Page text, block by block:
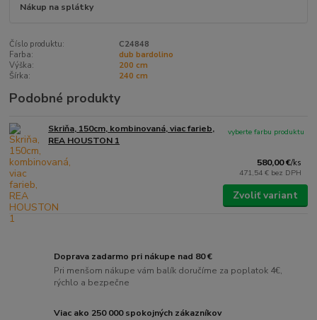
Nákup na splátky
Číslo produktu:
C24848
Farba:
dub bardolino
Výška:
200 cm
Šírka:
240 cm
Podobné produkty
Skriňa, 150cm, kombinovaná, viac farieb,
REA HOUSTON 1
580,00 €/ks
471,54 € bez DPH
vyberte farbu produktu
Zvoliť variant
Doprava zadarmo pri nákupe nad 80 €
Pri menšom nákupe vám balík doručíme za poplatok 4€,
rýchlo a bezpečne
Viac ako 250 000 spokojných zákazníkov